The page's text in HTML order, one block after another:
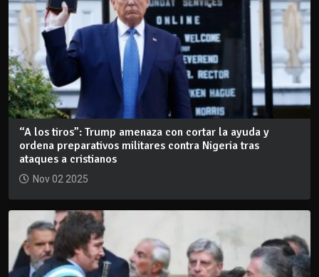
“A los tiros”: Trump amenaza con cortar la ayuda y
ordena preparativos militares contra Nigeria tras
ataques a cristianos
Nov 02 2025